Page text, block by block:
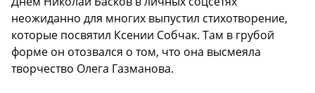
неожиданно для многих выпустил стихотворение,
которые посвятил Ксении Собчак. Там в грубой
форме он отозвался о том, что она высмеяла
творчество Олега Газманова.